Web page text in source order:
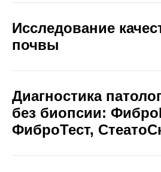
Исследование
почвы
Диагностика
без биопсии:
ФиброТест,